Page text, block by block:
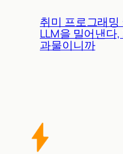
취미 프로그래
LLM을 밀어낸다
과물이니까